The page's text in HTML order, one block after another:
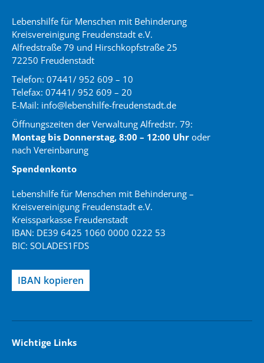
Lebenshilfe für Menschen mit Behinderung
Kreisvereinigung Freudenstadt e.V.
Alfredstraße 79 und Hirschkopfstraße 25
72250 Freudenstadt
Telefon: 07441/ 952 609 – 10
Telefax: 07441/ 952 609 – 20
E-Mail: info@lebenshilfe-freudenstadt.de
Öffnungszeiten der Verwaltung Alfredstr. 79:
Montag bis Donnerstag, 8:00 – 12:00 Uhr oder
nach Vereinbarung
Spendenkonto
Lebenshilfe für Menschen mit Behinderung –
Kreisvereinigung Freudenstadt e.V.
Kreissparkasse Freudenstadt
IBAN: DE39 6425 1060 0000 0222 53
BIC: SOLADES1FDS
IBAN kopieren
Wichtige Links